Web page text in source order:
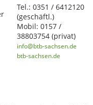
Tel.:0351 / 6412120
(geschäftl.)
Mobil:0157 /
38803754(privat)
info@btb-sachsen.de
btb-sachsen.de